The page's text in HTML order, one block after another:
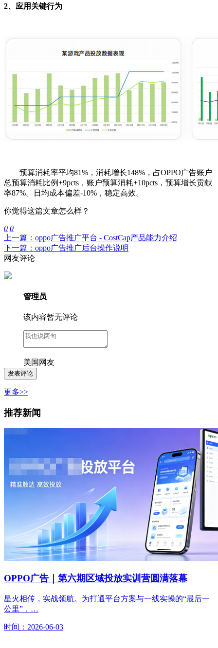
2、应用关键行为
预算消耗率平均81%，消耗增长148%，占OPPO广告账户
总预算消耗比例+9pcts，账户预算消耗+10pcts，预算增长贡献
率87%。日均成本偏差-10%，稳定高效。
你觉得这篇文章怎么样？
0 0
上一篇：oppo广告推广平台 - CostCap产品能力介绍
下一篇：oppo广告推广后台操作说明
网友评论
管理员
该内容暂无评论
美国网友
更多>>
推荐新闻
OPPO广告｜第六期区域投放实训营圆满落幕
星火相传，实战领航。为打通平台方案与一线实操的“最后一
公里”，…
时间：2026-06-03